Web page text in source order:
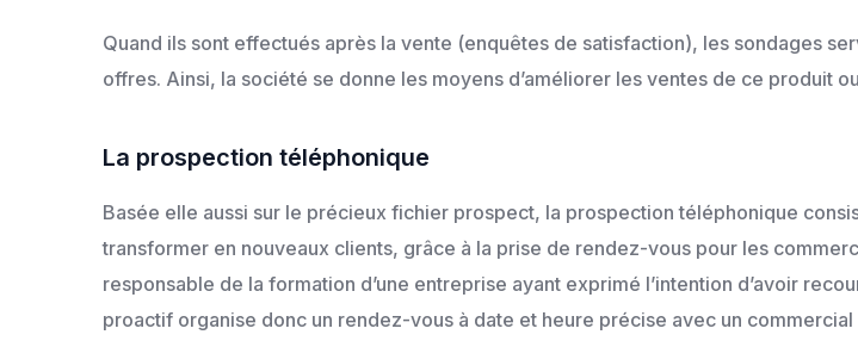
Quand ils sont effectués après la vente (enquêtes de satisfaction), les sondages
offres. Ainsi, la société se donne les moyens d’améliorer les ventes de ce produit
La prospection téléphonique
Basée elle aussi sur le précieux fichier prospect, la prospection téléphonique
transformer en nouveaux clients, grâce à la prise de rendez-vous pour les
responsable de la formation d’une entreprise ayant exprimé l’intention d’avoir
proactif organise donc un rendez-vous à date et heure précise avec un